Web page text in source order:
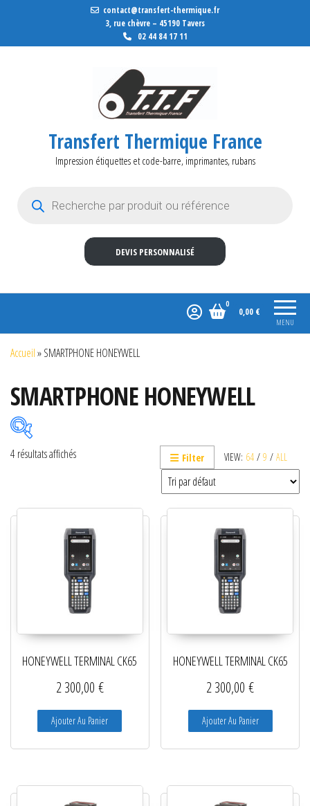
contact@transfert-thermique.fr
3, rue chèvre – 45190 Tavers
02 44 84 17 11
Transfert Thermique France
Impression étiquettes et code-barre, imprimantes, rubans
DEVIS PERSONNALISÉ
MENU
0
0,00 €
Accueil»SMARTPHONE HONEYWELL
SMARTPHONE HONEYWELL
Imprimantes
Lecteurs
Lecteurs code-barres de présentation
Lecteurs filaires 1D et 2D
Lecteurs sans fil 1D et 2D
Logiciels étiquettes
Ré-enrouleurs Distributeurs
Rubans transfert thermique
VIEW: 64 / 9 / ALL
Filter
4 résultats affichés
HONEYWELL TERMINAL CK65
2 300,00 €
Ajouter Au Panier
HONEYWELL TERMINAL CK65
2 300,00€
Ajouter Au Panier